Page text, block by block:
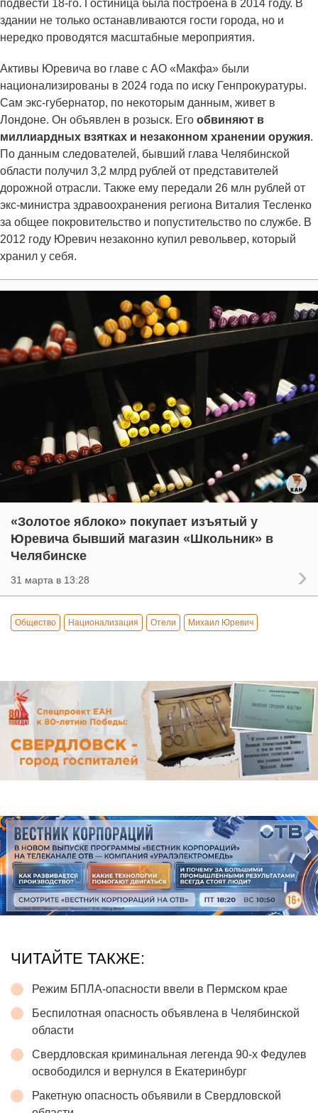
подвести 18-го. Гостиница была построена в 2014 году. В
здании не только останавливаются гости города, но и
нередко проводятся масштабные мероприятия.
Активы Юревича во главе с АО «Макфа» были
национализированы в 2024 года по иску Генпрокуратуры.
Сам экс-губернатор, по некоторым данным, живет в
Лондоне. Он объявлен в розыск. Его обвиняют в
миллиардных взятках и незаконном хранении оружия.
По данным следователей, бывший глава Челябинской
области получил 3,2 млрд рублей от представителей
дорожной отрасли. Также ему передали 26 млн рублей от
экс-министра здравоохранения региона Виталия Тесленко
за общее покровительство и попустительство по службе. В
2012 году Юревич незаконно купил револьвер, который
хранил у себя.
«Золотое яблоко» покупает изъятый у
Юревича бывший магазин «Школьник» в
Челябинске
31 марта в 13:28
Общество Национализация Отели Михаил Юревич
ЧИТАЙТЕ ТАКЖЕ:
Режим БПЛА-опасности ввели в Пермском крае
Беспилотная опасность объявлена в Челябинской
области
Свердловская криминальная легенда 90-х Федулев
освободился и вернулся в Екатеринбург
Ракетную опасность объявили в Свердловской